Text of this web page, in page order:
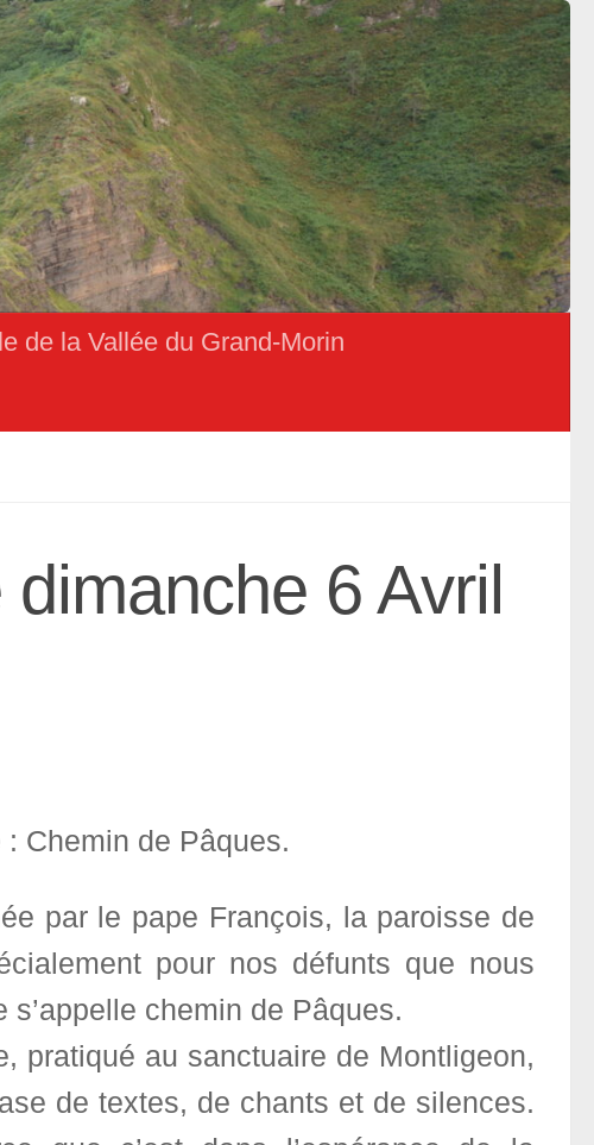
de la Vallée du Grand-Morin
6 Avril
Chemin de Pâques.
par le pape François, la paroisse de
pour nos défunts que nous
chemin de Pâques.
pratiqué au sanctuaire de Montligeon,
de textes, de chants et de silences.